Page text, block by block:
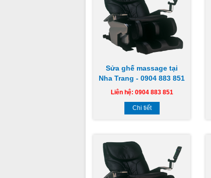
Sửa ghế massage tại
Nha Trang - 0904 883 851
Liên hệ: 0904 883 851
Chi tiết